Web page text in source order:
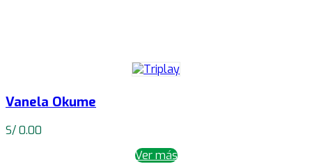
Vanela Okume
S/0.00
Ver más